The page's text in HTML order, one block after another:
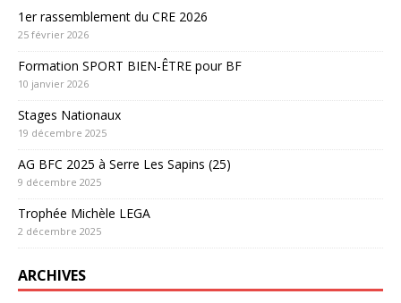
1er rassemblement du CRE 2026
25 février 2026
Formation SPORT BIEN-ÊTRE pour BF
10 janvier 2026
Stages Nationaux
19 décembre 2025
AG BFC 2025 à Serre Les Sapins (25)
9 décembre 2025
Trophée Michèle LEGA
2 décembre 2025
ARCHIVES